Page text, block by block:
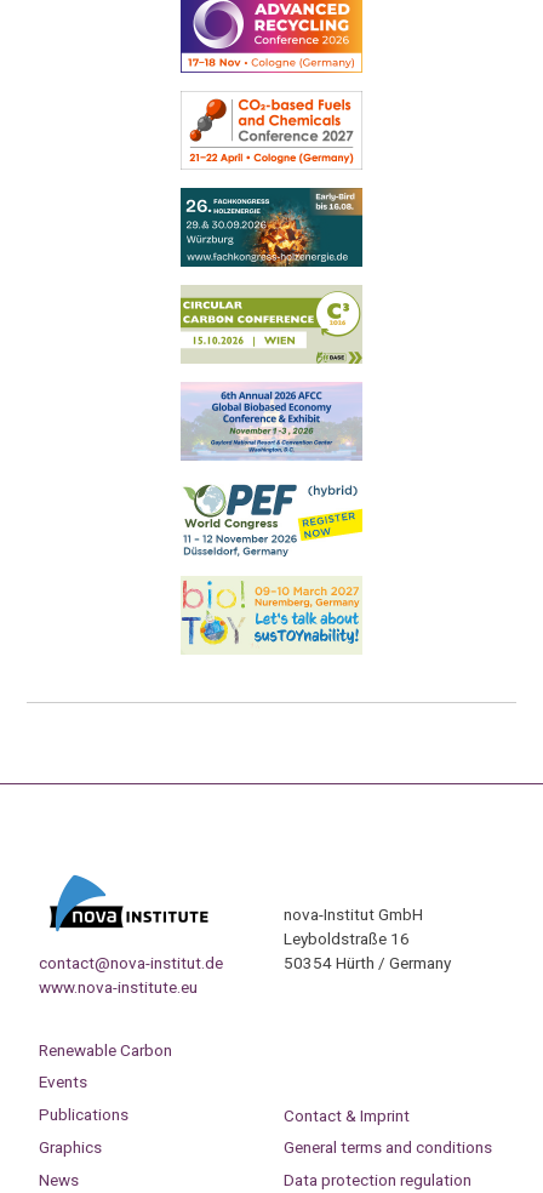
contact@nova-institut.de
www.nova-institute.eu
nova-Institut GmbH
Leyboldstraße 16
50354 Hürth / Germany
Renewable Carbon
Events
Publications
Graphics
News
Contact & Imprint
General terms and conditions
Data protection regulation